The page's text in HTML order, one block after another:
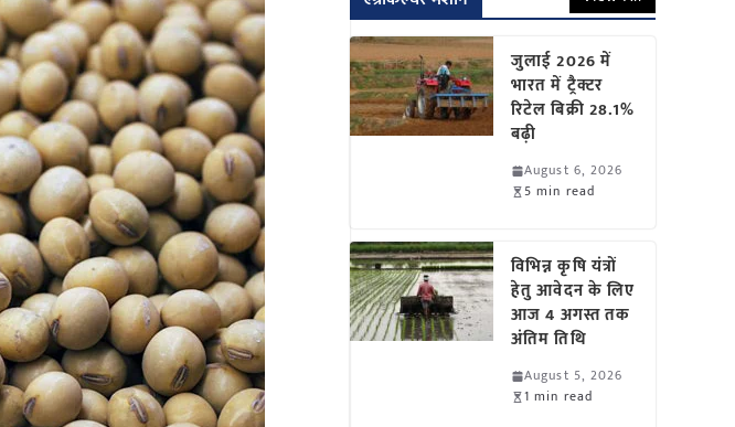
जुलाई 2026 में
भारत में ट्रैक्टर
रिटेल बिक्री 28.1%
बढ़ी
August 6, 2026
5 min read
विभिन्न कृषि यंत्रों
हेतु आवेदन के लिए
आज 4 अगस्त तक
अंतिम तिथि
August 5, 2026
1 min read